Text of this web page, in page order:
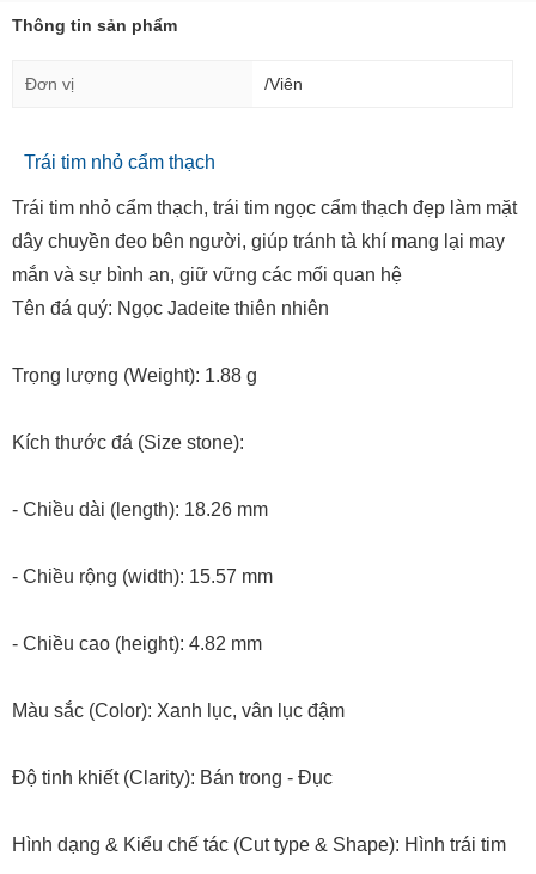
Thông tin sản phẩm
Đơn vị /Viên
Trái tim nhỏ cẩm thạch
Trái tim nhỏ cẩm thạch, trái tim ngọc cẩm thạch đẹp làm mặt
dây chuyền đeo bên người, giúp tránh tà khí mang lại may
mắn và sự bình an, giữ vững các mối quan hệ
Tên đá quý: Ngọc Jadeite thiên nhiên
Trọng lượng (Weight): 1.88 g
Kích thước đá (Size stone):
- Chiều dài (length): 18.26 mm
- Chiều rộng (width): 15.57 mm
- Chiều cao (height): 4.82 mm
Màu sắc (Color): Xanh lục, vân lục đậm
Độ tinh khiết (Clarity): Bán trong - Đục
Hình dạng & Kiểu chế tác (Cut type & Shape): Hình trái tim